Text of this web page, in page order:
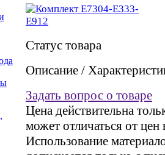
Статус товара
Описание /
Задать вопрос о товаре
Цена действительна
может отличаться от
Использование